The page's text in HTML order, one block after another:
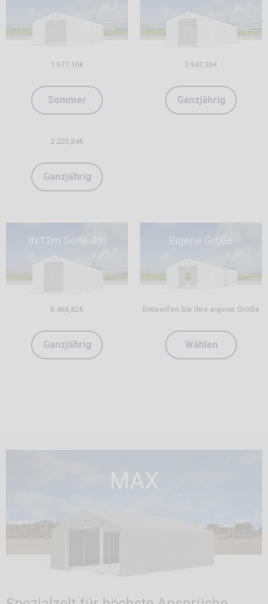
1 577,10€
Sommer
2 223,84€
Ganzjährig
3 947,36€
Ganzjährig
8x12m Seite 4m
5 466,82€
Ganzjährig
Eigene Größe
Entwerfen Sie Ihre eigene Größe
Wählen